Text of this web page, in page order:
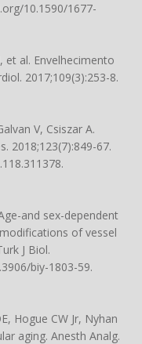
10.1590/1677-
et al. Envelhecimento
2017;109(3):253-8.
V, Csiszar A.
2018;123(7):849-67.
.
and sex-dependent
of vessel
J Biol.
biy-1803-59.
Hogue CW Jr, Nyhan
aging. Anesth Analg.